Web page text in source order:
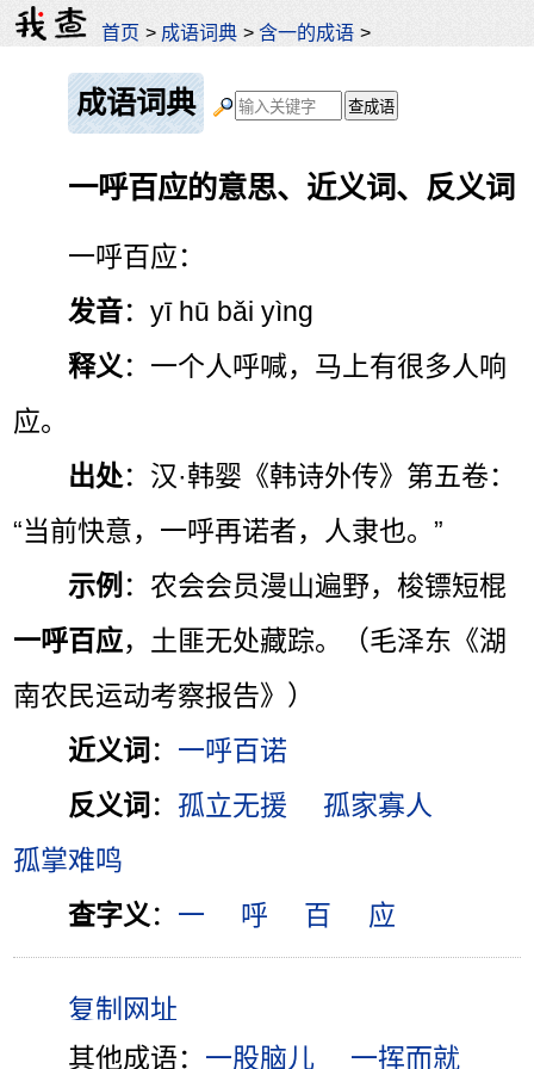
首页 > 成语词典 >含一的成语 >
成语词典
一呼百应的意思、近义词、反义词
一呼百应：
发音：yī hū bǎi yìng
释义 ：一个人呼喊，马上有很多人响
应。
出处：汉·韩婴《韩诗外传》第五卷：
“当前快意，一呼再诺者，人隶也。”
示例 ：农会会员漫山遍野，梭镖短棍
一呼百应，土匪无处藏踪。（毛泽东《湖
南农民运动考察报告》）
近义词 ： 一呼百诺
反义词 ： 孤立无援
孤家寡人
孤掌难鸣
查字义 ： 一 呼 百 应
其他成语： 一股脑儿 一挥而就